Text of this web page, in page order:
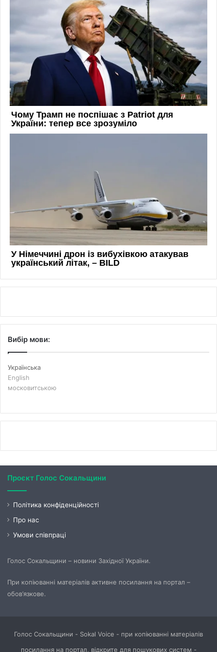
Вибір мови:
Українська
English
московитською
Проєкт Голос Сокальщини
Політика конфіденційності
Про нас
Умови співпраці
Голос Сокальщини – новини Західної України.
При копіюванні матеріалів активне посилання на портал –
обов’язкове.
Голос Сокальщини - Sokal Voice - при копіюванні матеріалів
посилання на портал, відкрите для пошукових систем -